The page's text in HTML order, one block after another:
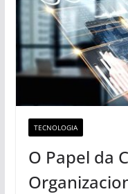
TECNOLOGIA
O Papel da